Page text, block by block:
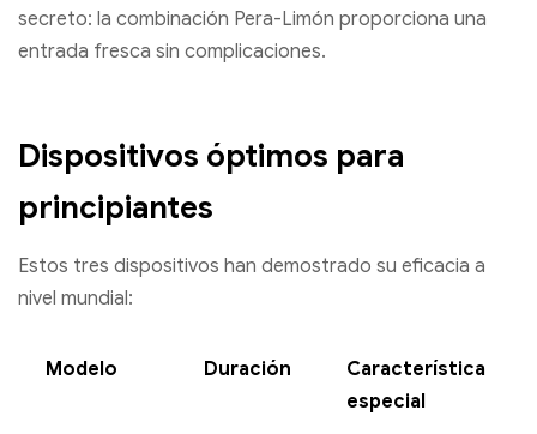
secreto: la combinación Pera-Limón proporciona una
entrada fresca sin complicaciones.
Dispositivos óptimos para
principiantes
Estos tres dispositivos han demostrado su eficacia a
nivel mundial:
Modelo Duración
Característica
especial